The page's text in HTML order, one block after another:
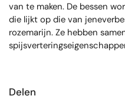
van te maken. De bessen
die lijkt op die van
rozemarijn. Ze hebben
Delen